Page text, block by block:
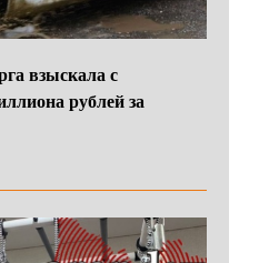
взыскала с
рублей за